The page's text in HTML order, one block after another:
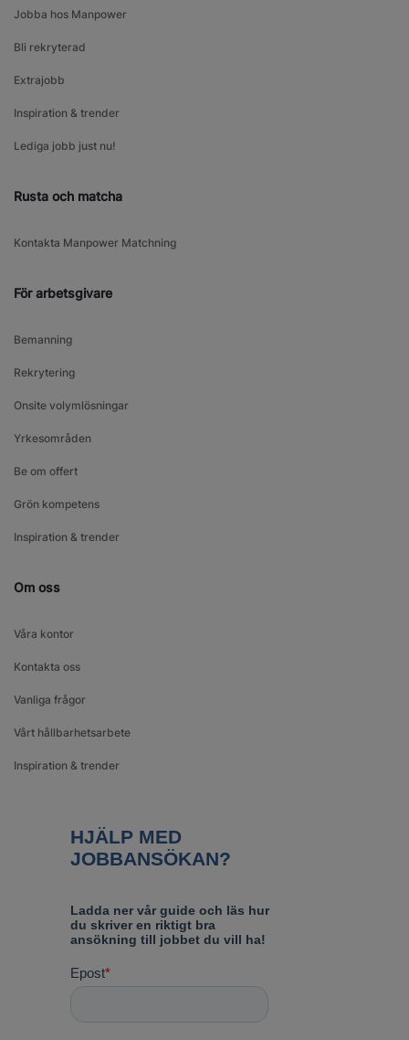
Jobba hos Manpower
Bli rekryterad
Extrajobb
Inspiration & trender
Lediga jobb just nu!
Rusta och matcha
Kontakta Manpower Matchning
För arbetsgivare
Bemanning
Rekrytering
Onsite volymlösningar
Yrkesområden
Be om offert
Grön kompetens
Inspiration & trender
Om oss
Våra kontor
Kontakta oss
Vanliga frågor
Vårt hållbarhetsarbete
Inspiration & trender